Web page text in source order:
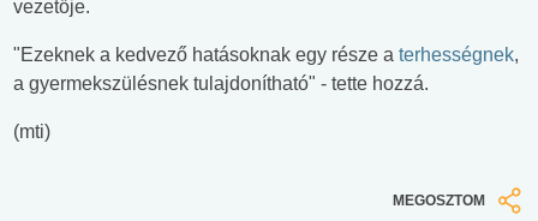
vezetője.
"Ezeknek a kedvező hatásoknak egy része a terhességnek,
a gyermekszülésnek tulajdonítható" - tette hozzá.
(mti)
MEGOSZTOM